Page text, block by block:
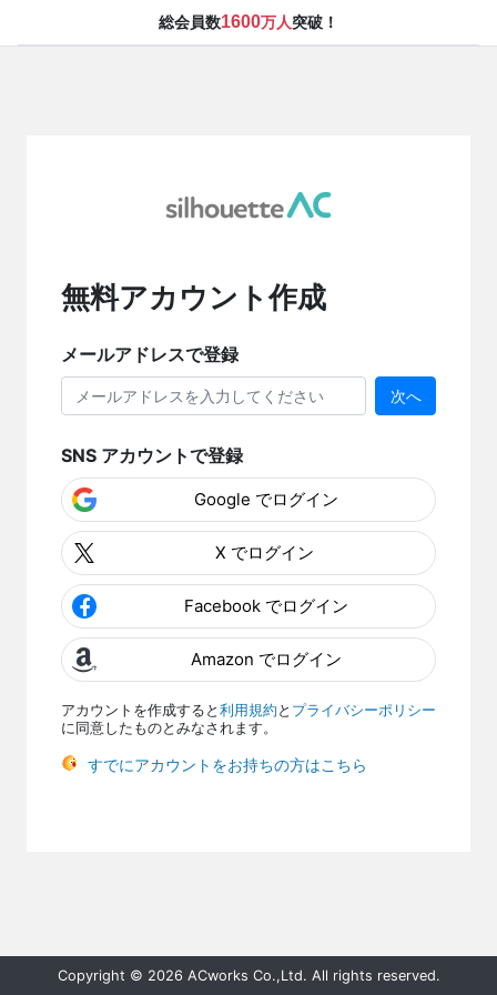
総会員数1600万人突破！
無料アカウント作成
メールアドレスで登録
次へ
SNS アカウントで登録
Google でログイン
X でログイン
Facebook でログイン
Amazon でログイン
アカウントを作成すると 利用規約 と プライバシーポリシー
に同意したものとみなされます。
すでにアカウントをお持ちの方はこちら
Copyright © 2026 ACworks Co.,Ltd. All rights reserved.